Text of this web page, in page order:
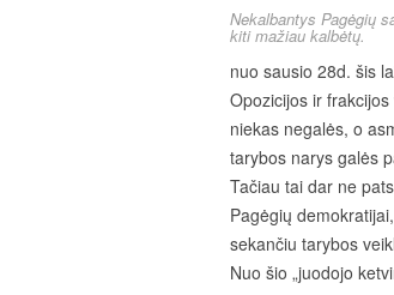
Nekalbantys Pagėgių
kiti mažiau kalbėtų.
nuo sausio 28d. šis
Opozicijos ir
niekas negalės, o
tarybos narys galės
Tačiau tai dar ne
Pagėgių
sekančiu tarybos
Nuo šio „juodojo